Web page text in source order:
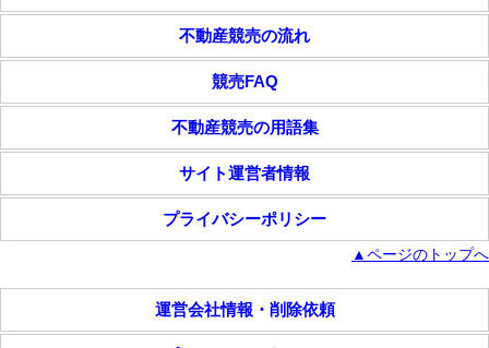
不動産競売の流れ
競売FAQ
不動産競売の用語集
サイト運営者情報
プライバシーポリシー
▲ページのトップへ
運営会社情報・削除依頼